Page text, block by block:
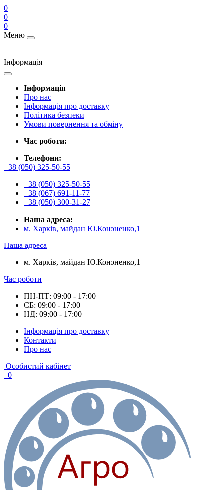
0
0
0
Меню
Інформація
Інформація
Про нас
Інформація про доставку
Політика безпеки
Умови повернення та обміну
Час роботи:
Телефони:
+38 (050) 325-50-55
+38 (050) 325-50-55
+38 (067) 691-11-77
+38 (050) 300-31-27
Наша адреса:
м. Харків, майдан Ю.Кононенко,1
Наша адреса
м. Харків, майдан Ю.Кононенко,1
Час роботи
ПН-ПТ: 09:00 - 17:00
СБ: 09:00 - 17:00
НД: 09:00 - 17:00
Інформація про доставку
Контакти
Про нас
Особистий кабінет
0